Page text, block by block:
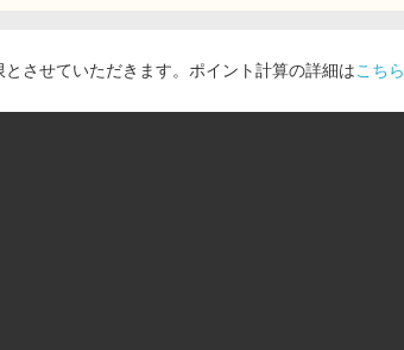
させていただきます。ポイント計算の詳細はこちら